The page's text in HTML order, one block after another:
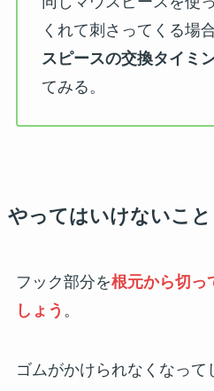
くれて刺さってくる場
スピースの交換タイミ
てみる。
やってはいけないこと
フック部分を根元から切っ
しょう 。
ゴムがかけられなくなって